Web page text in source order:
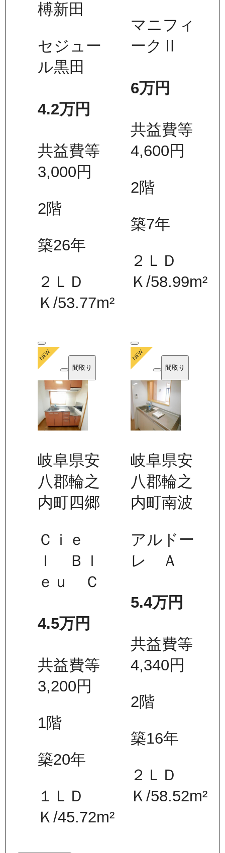
榑新田
セジュー
ル黒田
4.2万円
共益費等
3,000円
2階
築26年
２ＬＤ
Ｋ/53.77m²
マニフィ
ークⅡ
6万円
共益費等
4,600円
2階
築7年
２ＬＤ
Ｋ /58.99m²
間取り
岐阜県安
八郡輪之
内町四郷
Ｃｉｅ
ｌ Ｂｌ
ｅｕ Ｃ
4.5万円
共益費等
3,200円
1階
築20年
１ＬＤ
Ｋ/45.72m²
間取り
岐阜県安
八郡輪之
内町南波
アルドー
レ Ａ
5.4万円
共益費等
4,340円
2階
築16年
２ＬＤ
Ｋ /58.52m²